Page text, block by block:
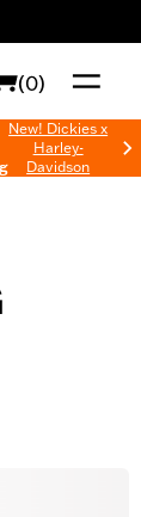
(0)
New! Dickies x
Harley-
Davidson